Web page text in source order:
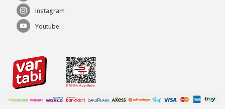
Instagram
Youtube